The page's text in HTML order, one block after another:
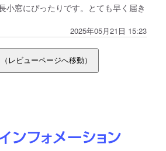
小窓にぴったりです。とても早く届き
2025年05月21日 15:23